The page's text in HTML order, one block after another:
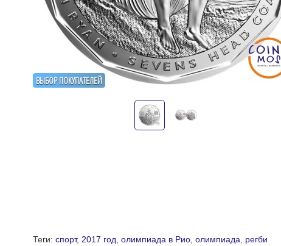
ВЫБОР ПОКУПАТЕЛЕЙ
Теги: спорт, 2017 год олимпиада в Рио, олимпиада регби